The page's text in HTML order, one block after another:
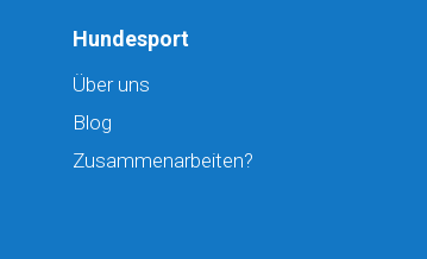
Hundesport
Über uns
Blog
Zusammenarbeiten?